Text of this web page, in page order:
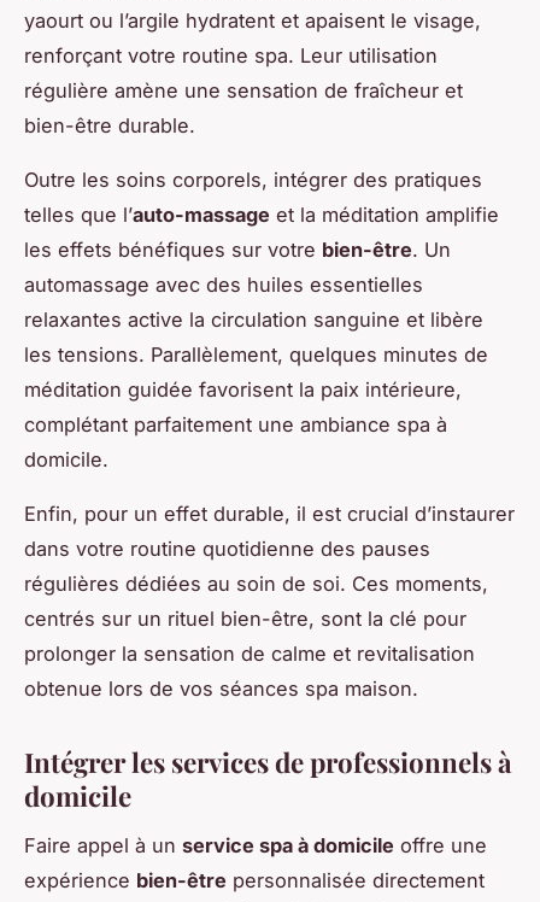
yaourt ou l’argile hydratent et apaisent le visage,
renforçant votre routine spa. Leur utilisation
régulière amène une sensation de fraîcheur et
bien-être durable.
Outre les soins corporels, intégrer des pratiques
telles que l’auto-massage et la méditation amplifie
les effets bénéfiques sur votre bien-être. Un
automassage avec des huiles essentielles
relaxantes active la circulation sanguine et libère
les tensions. Parallèlement, quelques minutes de
méditation guidée favorisent la paix intérieure,
complétant parfaitement une ambiance spa à
domicile.
Enfin, pour un effet durable, il est crucial d’instaurer
dans votre routine quotidienne des pauses
régulières dédiées au soin de soi. Ces moments,
centrés sur un rituel bien-être, sont la clé pour
prolonger la sensation de calme et revitalisation
obtenue lors de vos séances spa maison.
Intégrer les services de professionnels à
domicile
Faire appel à un service spa à domicile offre une
expérience bien-être personnalisée directement